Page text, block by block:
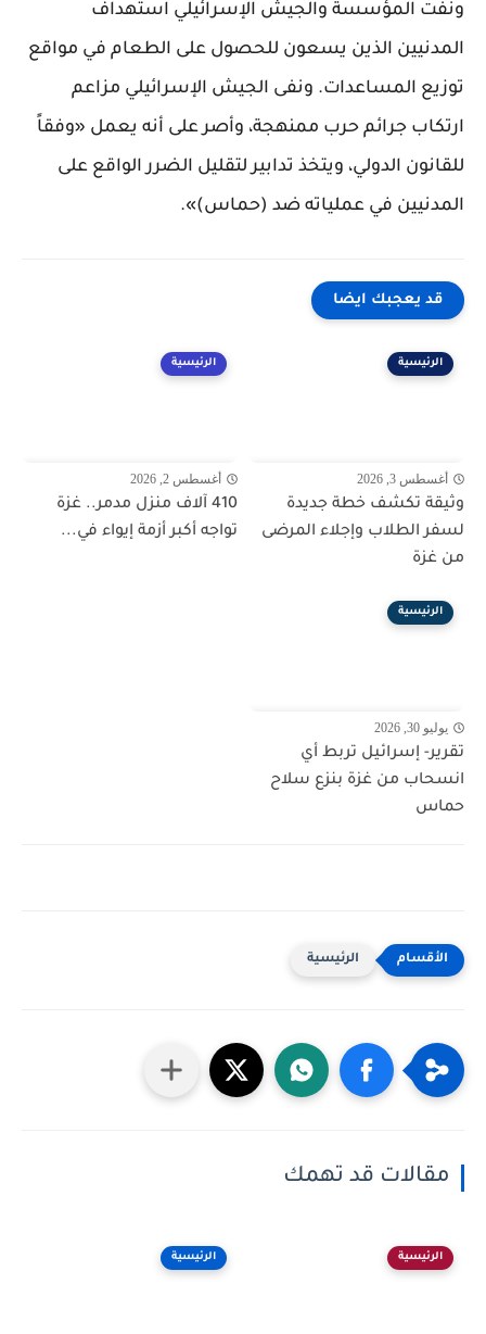
ونفت المؤسسة والجيش الإسرائيلي استهداف
المدنيين الذين يسعون للحصول على الطعام في مواقع
توزيع المساعدات. ونفى الجيش الإسرائيلي مزاعم
ارتكاب جرائم حرب ممنهجة، وأصر على أنه يعمل «وفقاً
للقانون الدولي، ويتخذ تدابير لتقليل الضرر الواقع على
المدنيين في عملياته ضد (حماس)».
قد يعجبك ايضا
الرئيسية
أغسطس 3, 2026
وثيقة تكشف خطة جديدة
لسفر الطلاب وإجلاء المرضى
من غزة
الرئيسية
أغسطس 2, 2026
410 آلاف منزل مدمر.. غزة
تواجه أكبر أزمة إيواء في...
الرئيسية
يوليو 30, 2026
تقرير- إسرائيل تربط أي
انسحاب من غزة بنزع سلاح
حماس
الرئيسية
مقالات قد تهمك
الرئيسية الرئيسية